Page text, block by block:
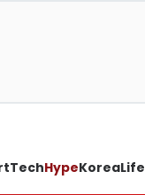
TechHypeKoreaLife